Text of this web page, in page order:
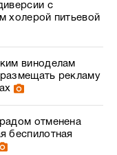
с
холерой питьевой
виноделам
рекламу
отменена
беспилотная